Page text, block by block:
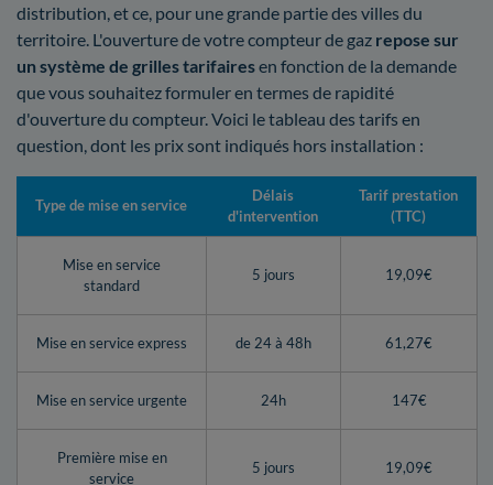
distribution, et ce, pour une grande partie des villes du
territoire. L'ouverture de votre compteur de gaz repose sur
un système de grilles tarifairesen fonction de la demande
que vous souhaitez formuler en termes de rapidité
d'ouverture du compteur. Voici le tableau des tarifs en
question, dont les prix sont indiqués hors installation :
Type de mise en service
Délais
d'intervention
Tarif prestation
(TTC)
Mise en service
standard
5 jours 19,09€
Mise en service express de 24 à 48h 61,27€
Mise en service urgente 24h 147€
Première mise en
service
5 jours 19,09€